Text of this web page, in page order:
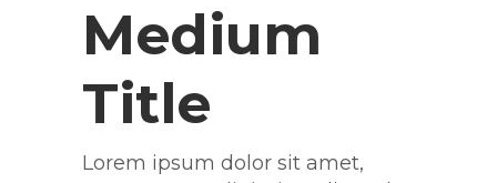
Medium
Title
Lorem ipsum dolor sit amet,